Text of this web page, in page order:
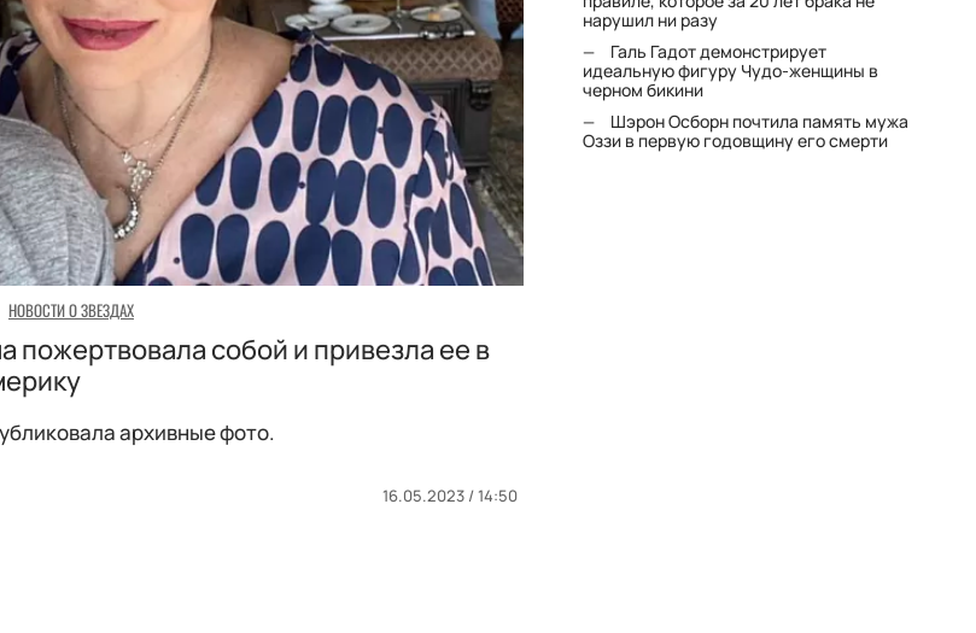
НОВОСТИ О ЗВЕЗДАХ
пожертвовала собой и привезла ее в
архивные фото.
16.05.2023 / 14:50
нарушил ни разу
Галь Гадот демонстрирует
идеальную фигуру Чудо-женщины в
черном бикини
Шэрон Осборн почтила память мужа
Оззи в первую годовщину его смерти